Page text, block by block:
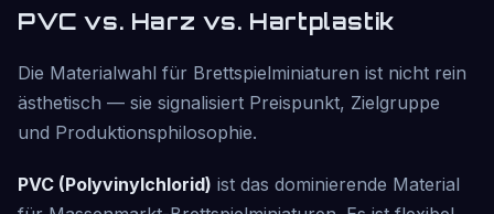
PVC vs. Harz vs. Hartplastik
Die Materialwahl für Brettspielminiaturen ist nicht rein
ästhetisch — sie signalisiert Preispunkt, Zielgruppe
und Produktionsphilosophie.
PVC (Polyvinylchlorid) ist das dominierende Material